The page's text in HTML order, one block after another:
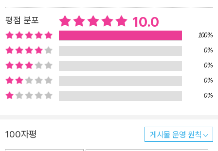
평점 분포 10.0
100%
0%
0%
0%
0%
100자평 게시물 운영 원칙